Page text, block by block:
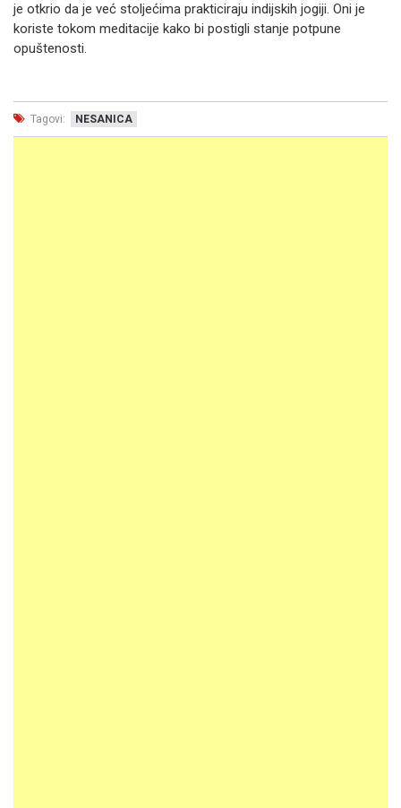
je otkrio da je već stoljećima prakticiraju indijskih jogiji. Oni je
koriste tokom meditacije kako bi postigli stanje potpune
opuštenosti.
Tagovi: NESANICA